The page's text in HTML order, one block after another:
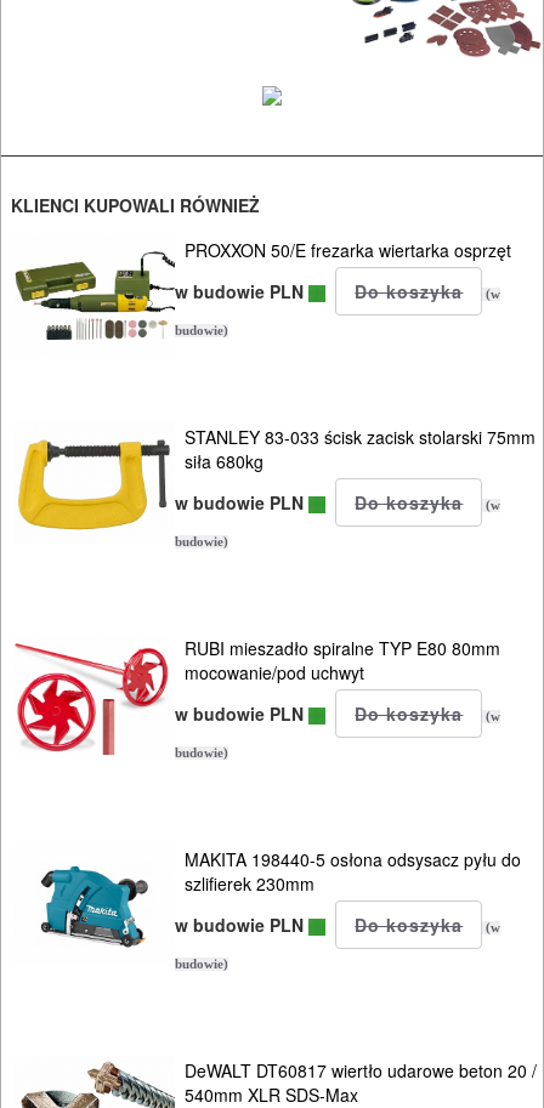
NARZĘDZIA
PILARKI-
KOSY
MYJKI
CIŚNIENIOWE
KLIENCI KUPOWALI RÓWNIEŻ
PROXXON 50/E frezarka wiertarka osprzęt
w budowie PLN
(w
budowie)
STANLEY 83-033 ścisk zacisk stolarski 75mm
siła 680kg
w budowie PLN
(w
budowie)
RUBI mieszadło spiralne TYP E80 80mm
mocowanie/pod uchwyt
w budowie PLN
(w
budowie)
MAKITA 198440-5 osłona odsysacz pyłu do
szlifierek 230mm
w budowie PLN
(w
budowie)
DeWALT DT60817 wiertło udarowe beton 20 /
540mm XLR SDS-Max